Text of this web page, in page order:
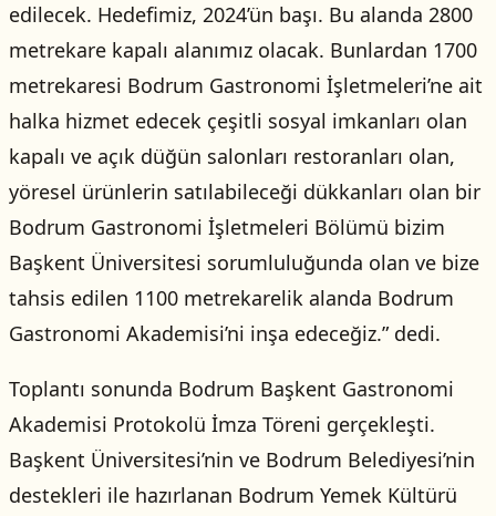
edilecek. Hedefimiz, 2024’ün başı. Bu alanda 2800
metrekare kapalı alanımız olacak. Bunlardan 1700
metrekaresi Bodrum Gastronomi İşletmeleri’ne ait
halka hizmet edecek çeşitli sosyal imkanları olan
kapalı ve açık düğün salonları restoranları olan,
yöresel ürünlerin satılabileceği dükkanları olan bir
Bodrum Gastronomi İşletmeleri Bölümü bizim
Başkent Üniversitesi sorumluluğunda olan ve bize
tahsis edilen 1100 metrekarelik alanda Bodrum
Gastronomi Akademisi’ni inşa edeceğiz.” dedi.
Toplantı sonunda Bodrum Başkent Gastronomi
Akademisi Protokolü İmza Töreni gerçekleşti.
Başkent Üniversitesi’nin ve Bodrum Belediyesi’nin
destekleri ile hazırlanan Bodrum Yemek Kültürü